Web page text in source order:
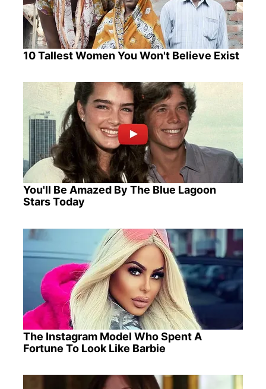
10 Tallest Women You Won't Believe Exist
You'll Be Amazed By The Blue Lagoon
Stars Today
The Instagram Model Who Spent A
Fortune To Look Like Barbie